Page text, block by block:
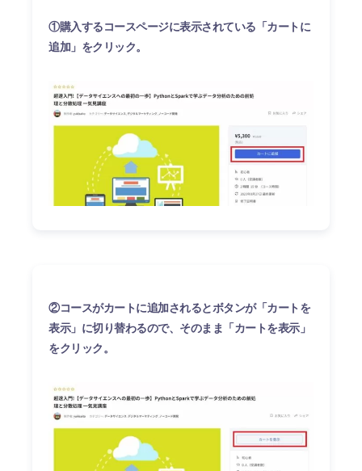
①購入するコースページに表示されている「カートに
追加」をクリック。
②コースがカートに追加されるとボタンが「カートを
表示」に切り替わるので、そのまま「カートを表示」
をクリック。